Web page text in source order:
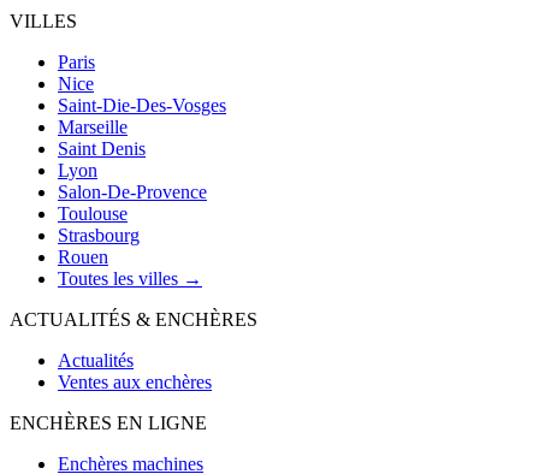
VILLES
Paris
Nice
Saint-Die-Des-Vosges
Marseille
Saint Denis
Lyon
Salon-De-Provence
Toulouse
Strasbourg
Rouen
Toutes les villes →
ACTUALITÉS & ENCHÈRES
Actualités
Ventes aux enchères
ENCHÈRES EN LIGNE
Enchères machines